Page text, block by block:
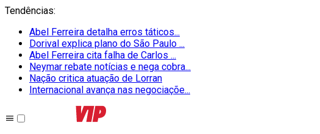
Tendências:
Abel Ferreira detalha erros táticos...
Dorival explica plano do São Paulo ...
Abel Ferreira cita falha de Carlos ...
Neymar rebate notícias e nega cobra...
Nação critica atuação de Lorran
Internacional avança nas negociaçõe...